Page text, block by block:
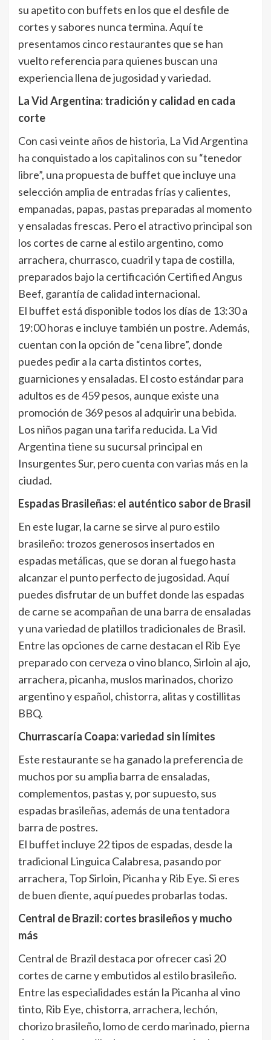
su apetito con buffets en los que el desfile de
cortes y sabores nunca termina. Aquí te
presentamos cinco restaurantes que se han
vuelto referencia para quienes buscan una
experiencia llena de jugosidad y variedad.
La Vid Argentina: tradición y calidad en cada
corte
Con casi veinte años de historia, La Vid Argentina
ha conquistado a los capitalinos con su “tenedor
libre”, una propuesta de buffet que incluye una
selección amplia de entradas frías y calientes,
empanadas, papas, pastas preparadas al momento
y ensaladas frescas. Pero el atractivo principal son
los cortes de carne al estilo argentino, como
arrachera, churrasco, cuadril y tapa de costilla,
preparados bajo la certificación Certified Angus
Beef, garantía de calidad internacional.
El buffet está disponible todos los días de 13:30 a
19:00 horas e incluye también un postre. Además,
cuentan con la opción de “cena libre”, donde
puedes pedir a la carta distintos cortes,
guarniciones y ensaladas. El costo estándar para
adultos es de 459 pesos, aunque existe una
promoción de 369 pesos al adquirir una bebida.
Los niños pagan una tarifa reducida. La Vid
Argentina tiene su sucursal principal en
Insurgentes Sur, pero cuenta con varias más en la
ciudad.
Espadas Brasileñas: el auténtico sabor de Brasil
En este lugar, la carne se sirve al puro estilo
brasileño: trozos generosos insertados en
espadas metálicas, que se doran al fuego hasta
alcanzar el punto perfecto de jugosidad. Aquí
puedes disfrutar de un buffet donde las espadas
de carne se acompañan de una barra de ensaladas
y una variedad de platillos tradicionales de Brasil.
Entre las opciones de carne destacan el Rib Eye
preparado con cerveza o vino blanco, Sirloin al ajo,
arrachera, picanha, muslos marinados, chorizo
argentino y español, chistorra, alitas y costillitas
BBQ.
Churrascaría Coapa: variedad sin límites
Este restaurante se ha ganado la preferencia de
muchos por su amplia barra de ensaladas,
complementos, pastas y, por supuesto, sus
espadas brasileñas, además de una tentadora
barra de postres.
El buffet incluye 22 tipos de espadas, desde la
tradicional Linguica Calabresa, pasando por
arrachera, Top Sirloin, Picanha y Rib Eye. Si eres
de buen diente, aquí puedes probarlas todas.
Central de Brazil: cortes brasileños y mucho
más
Central de Brazil destaca por ofrecer casi 20
cortes de carne y embutidos al estilo brasileño.
Entre las especialidades están la Picanha al vino
tinto, Rib Eye, chistorra, arrachera, lechón,
chorizo brasileño, lomo de cerdo marinado, pierna